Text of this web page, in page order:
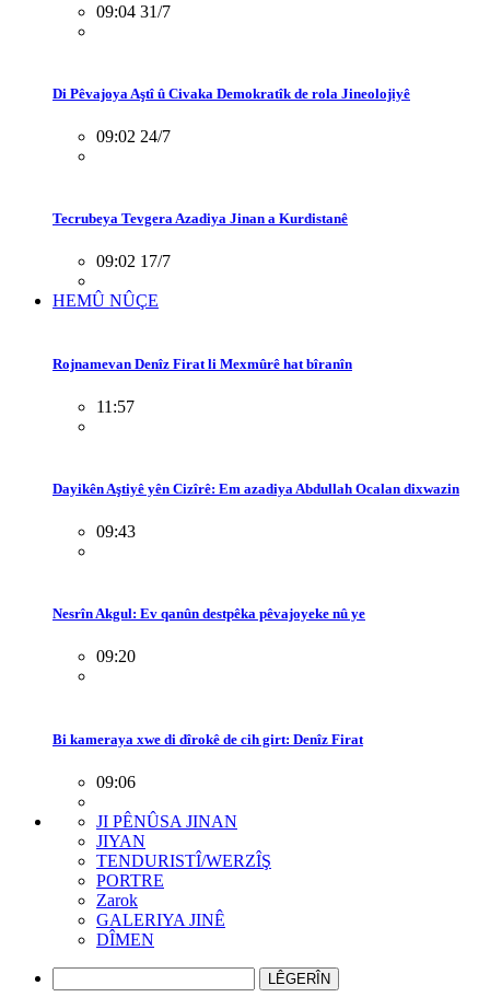
09:04 31/7
Di Pêvajoya Aştî û Civaka Demokratîk de rola Jineolojiyê
09:02 24/7
Tecrubeya Tevgera Azadiya Jinan a Kurdistanê
09:02 17/7
HEMÛ NÛÇE
Rojnamevan Denîz Firat li Mexmûrê hat bîranîn
11:57
Dayikên Aştiyê yên Cizîrê: Em azadiya Abdullah Ocalan dixwazin
09:43
Nesrîn Akgul: Ev qanûn destpêka pêvajoyeke nû ye
09:20
Bi kameraya xwe di dîrokê de cih girt: Denîz Firat
09:06
JI PÊNÛSA JINAN
JIYAN
TENDURISTÎ/WERZÎŞ
PORTRE
Zarok
GALERIYA JINÊ
DÎMEN
LÊGERÎN